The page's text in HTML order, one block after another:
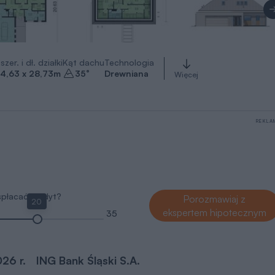
i dł. działki
x 28,73m
Kąt dachu
35°
Technologia
Drewniana
Więcej
kredyt?
20
35
Porozmawiaj z
ekspertem hipotecznym
r. ING Bank Śląski S.A.